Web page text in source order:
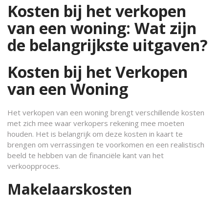
Kosten bij het verkopen
van een woning: Wat zijn
de belangrijkste uitgaven?
Kosten bij het Verkopen
van een Woning
Het verkopen van een woning brengt verschillende kosten
met zich mee waar verkopers rekening mee moeten
houden. Het is belangrijk om deze kosten in kaart te
brengen om verrassingen te voorkomen en een realistisch
beeld te hebben van de financiële kant van het
verkoopproces.
Makelaarskosten